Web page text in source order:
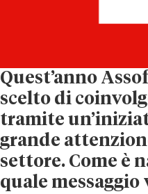
Quest’anno
scelto di
tramite un’
grande
settore. Come è
quale messaggio